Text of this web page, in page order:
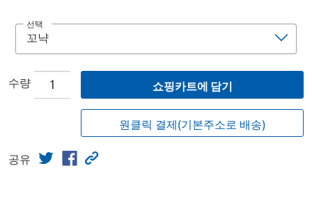
선택
수량 쇼핑카트에 담기
원클릭 결제(기본주소로 배송)
공유